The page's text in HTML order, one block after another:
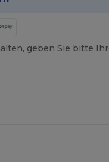
geben Sie bitte